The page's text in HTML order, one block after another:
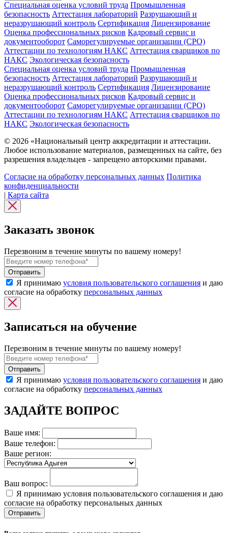
Специальная оценка условий труда Промышленная
безопасность Аттестация лабораторий Разрушающий и
неразрушающий контроль Сертификация Лицензирование
Оценка профессиональных рисков Кадровый сервис и
документооборот Cаморегулируемые организации (СРО)
Аттестации по технологиям НАКС Аттестация сварщиков по
НАКС Экологическая безопасность
Специальная оценка условий труда Промышленная
безопасность Аттестация лабораторий Разрушающий и
неразрушающий контроль Сертификация Лицензирование
Оценка профессиональных рисков Кадровый сервис и
документооборот Cаморегулируемые организации (СРО)
Аттестации по технологиям НАКС Аттестация сварщиков по
НАКС Экологическая безопасность
© 2026 «Национальный центр аккредитации и аттестации.
Любое использование материалов, размещенных на сайте, без
разрешения владельцев - запрещено авторскими правами.
Согласие на обработку персональных данных Политика
конфиденциальности
| Карта сайта
Заказать звонок
Перезвоним в течение минуты по вашему номеру!
Я принимаю условия пользовательского соглашения и даю
согласие на обработку персональных данных
Записаться на обучение
Перезвоним в течение минуты по вашему номеру!
Я принимаю условия пользовательского соглашения и даю
согласие на обработку персональных данных
ЗАДАЙТЕ ВОПРОС
Ваше имя:
Ваше телефон:
Ваше регион:
Ваш вопрос:
Я принимаю условия пользовательского соглашения и даю
согласие на обработку персональных данных